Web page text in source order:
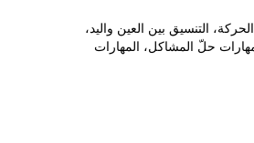
التنسيق بين العين واليد،
مهارات حلّ المشاكل، المهارات